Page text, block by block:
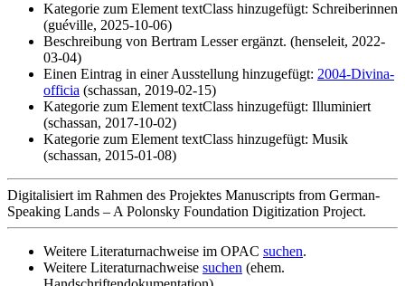
Kategorie zum Element textClass hinzugefügt: Schreiberinnen
(guéville, 2025-10-06)
Beschreibung von Bertram Lesser ergänzt. (henseleit, 2022-
03-04)
Einen Eintrag in einer Ausstellung hinzugefügt: 2004-Divina-
officia (schassan, 2019-02-15)
Kategorie zum Element textClass hinzugefügt: Illuminiert
(schassan, 2017-10-02)
Kategorie zum Element textClass hinzugefügt: Musik
(schassan, 2015-01-08)
Digitalisiert im Rahmen des Projektes Manuscripts from German-
Speaking Lands – A Polonsky Foundation Digitization Project.
Weitere Literaturnachweise im OPAC suchen.
Weitere Literaturnachweise suchen (ehem.